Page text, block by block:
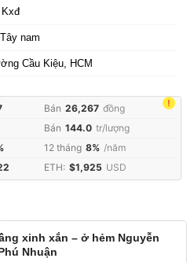
Kxđ
Tây nam
Cầu Kiệu, HCM
!
Bán 26,267 đồng
Bán 144.0 tr/lượng
12 tháng 8% /năm
ETH: $1,925 USD
xinh xắn – ở hẻm Nguyễn
Nhuận